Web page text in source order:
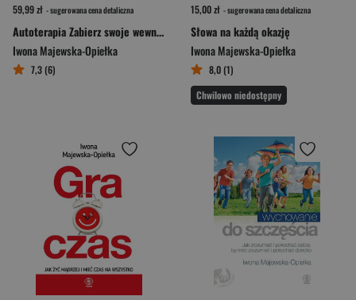
59,99 zł - sugerowana cena detaliczna
Autoterapia Zabierz swoje wewnętrzne dziecko na lody
Iwona Majewska-Opiełka
7,3 (6)
15,00 zł - sugerowana cena detaliczna
Słowa na każdą okazję
Iwona Majewska-Opiełka
8,0 (1)
Chwilowo niedostępny